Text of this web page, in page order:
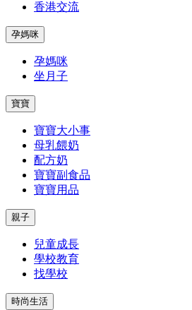
香港交流
孕媽咪
孕媽咪
坐月子
寶寶
寶寶大小事
母乳餵奶
配方奶
寶寶副食品
寶寶用品
親子
兒童成長
學校教育
找學校
時尚生活